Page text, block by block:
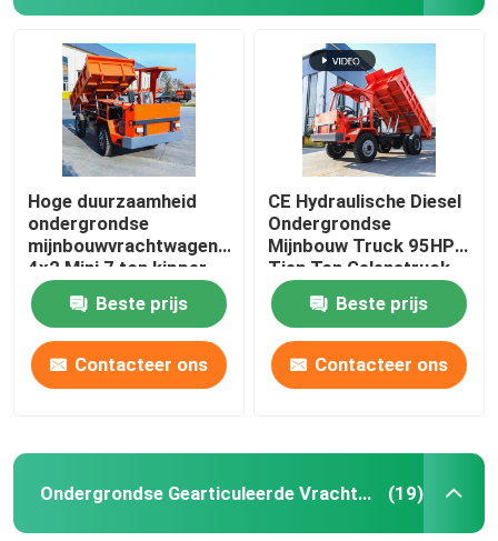
Hoge duurzaamheid
ondergrondse
mijnbouwvrachtwagen
4x2 Mini 7 ton kipper
Beste prijs
Contacteer ons
CE Hydraulische Diesel
Ondergrondse
Mijnbouw Truck 95HP
Tien Ton Gelenstruck
Truck
Beste prijs
Contacteer ons
Ondergrondse Gearticuleerde Vrachtwagen (19)